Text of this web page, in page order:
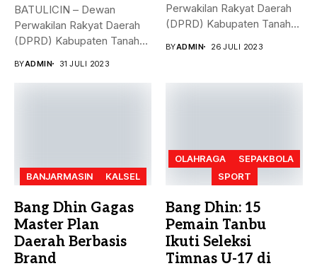
BATULICIN – Dewan
Perwakilan Rakyat Daerah
(DPRD) Kabupaten Tanah
BYADMIN 31 JULI 2023
Perwakilan Rakyat Daerah
(DPRD) Kabupaten Tanah
BYADMIN 26 JULI 2023
BANJARMASIN KALSEL
Bang Dhin Gagas
Master Plan
Daerah Berbasis
Brand
OLAHRAGA
SEPAKBOLA
SPORT
Bang Dhin: 15
Pemain Tanbu
Ikuti Seleksi
Timnas U-17 di